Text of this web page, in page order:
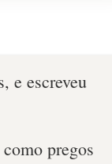
e escreveu
pregos